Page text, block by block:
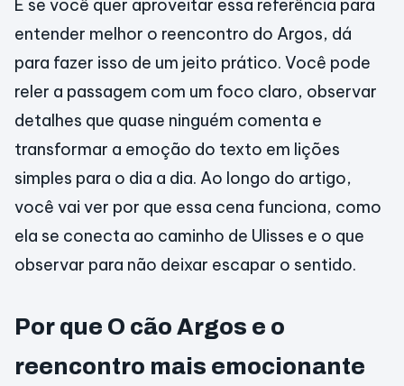
E se você quer aproveitar essa referência para
entender melhor o reencontro do Argos, dá
para fazer isso de um jeito prático. Você pode
reler a passagem com um foco claro, observar
detalhes que quase ninguém comenta e
transformar a emoção do texto em lições
simples para o dia a dia. Ao longo do artigo,
você vai ver por que essa cena funciona, como
ela se conecta ao caminho de Ulisses e o que
observar para não deixar escapar o sentido.
Por que O cão Argos e o
reencontro mais emocionante